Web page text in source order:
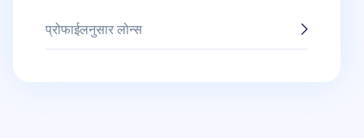
प्रोफाईलनुसार लोन्स